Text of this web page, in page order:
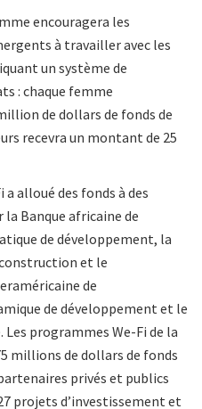
encouragera les
à travailler avec les
un système de
: chaque femme
de dollars de fonds de
recevra un montant de 25
alloué des fonds à des
Banque africaine de
de développement, la
et le
de
de développement et le
programmes We-Fi de la
millions de dollars de fonds
privés et publics
projets d’investissement et